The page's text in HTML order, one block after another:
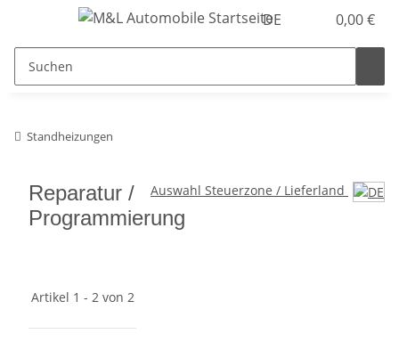
DE 0,00 €
Standheizungen
Auswahl Steuerzone / Lieferland
Reparatur /
Programmierung
Artikel 1 - 2 von 2